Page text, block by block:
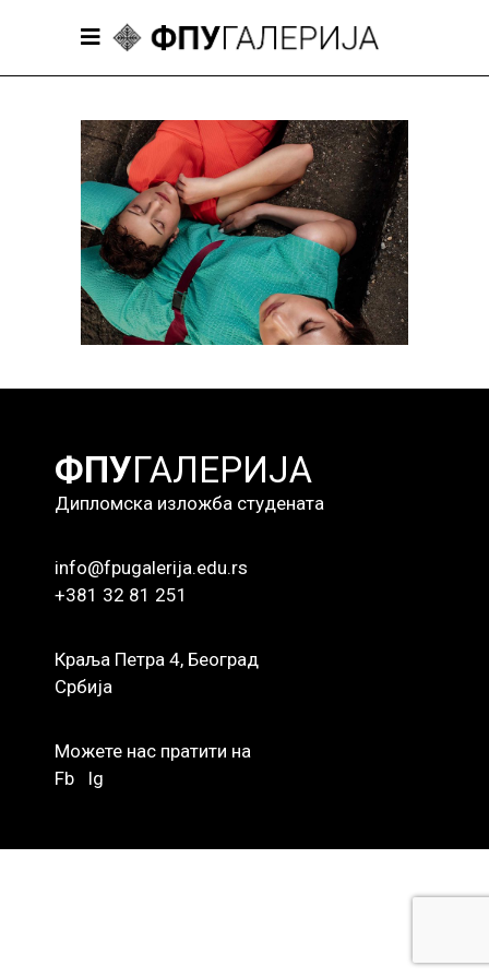
Марина Савић
Савремено одевање 2021/22
ФПУГАЛЕРИЈА
Дипломска изложба студената
info@fpugalerija.edu.rs
+381 32 81 251
Краља Петра 4, Београд
Србија
Можете нас пратити на
Fb
Ig